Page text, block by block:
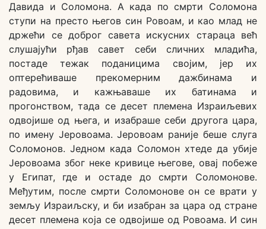
Давида и Соломона. А када по смрти Соломона
ступи на престо његов син Ровоам, и као млад не
држећи се доброг савета искусних стараца већ
слушајући рђав савет себи сличних младића,
постаде тежак поданицима својим, јер их
оптерећиваше прекомерним дажбинама и
радовима, и кажњаваше их батинама и
прогонством, тада се десет племена Израиљевих
одвојише од њега, и изабраше себи другога цара,
по имену Јеровоама. Јеровоам раније беше слуга
Соломонов. Једном када Соломон хтеде да убије
Јеровоама због неке кривице његове, овај побеже
у Египат, где и остаде до смрти Соломонове.
Међутим, после смрти Соломонове он се врати у
земљу Израиљску, и би изабран за цара од стране
десет племена која се одвојише од Ровоама. И син